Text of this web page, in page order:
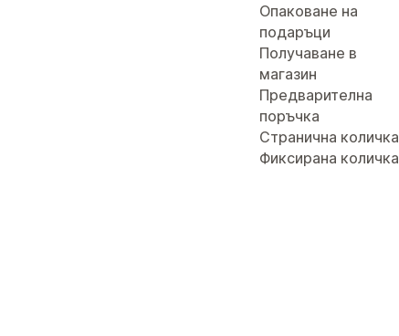
Опаковане на
подаръци
Получаване в
магазин
Предварителна
поръчка
Странична количка
Фиксирана количка